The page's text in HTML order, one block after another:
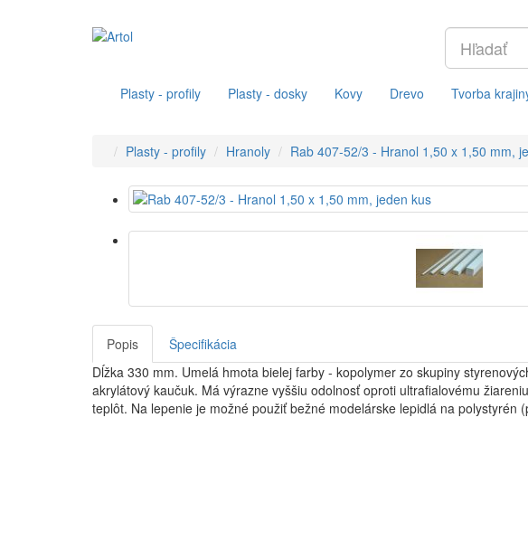
Plasty - profily Plasty - dosky Kovy Drevo Tvorba
Plasty - profily Hranoly Rab 407-52/3 - Hranol 1,50 x 1,50 mm,
Popis
Špecifikácia
Dĺžka 330 mm. Umelá hmota bielej farby - kopolymer zo skupiny
akrylátový kaučuk. Má výrazne vyššiu odolnosť oproti ultrafialovému
teplôt. Na lepenie je možné použiť bežné modelárske lepidlá na polystyrén